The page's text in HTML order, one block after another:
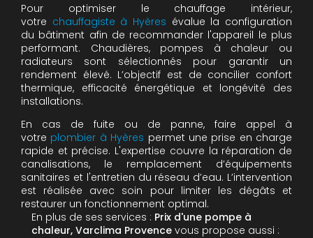
Pour optimiser le chauffage intérieur,
votre chauffagiste à Hyères évalue la configuration
du bâtiment afin de recommander l'appareil le plus
performant. Chaudières, pompes à chaleur ou
radiateurs sont sélectionnés pour garantir un
rendement élevé. L’objectif est de concilier confort
thermique, efficacité énergétique et longévité des
installations.
En cas de fuite ou de panne, faire appel à
votre plombier à Hyères permet une prise en charge
rapide et précise. L'expertise couvre la réparation de
canalisations, le remplacement d’équipements
sanitaires et l'entretien du réseau d’eau. L’intervention
est réalisée avec soin pour limiter les dégâts et
restaurer un fonctionnement optimal.
En plus de ses services : Prix d'une pompe à
chaleur, Varclima Provence vous propose aussi :